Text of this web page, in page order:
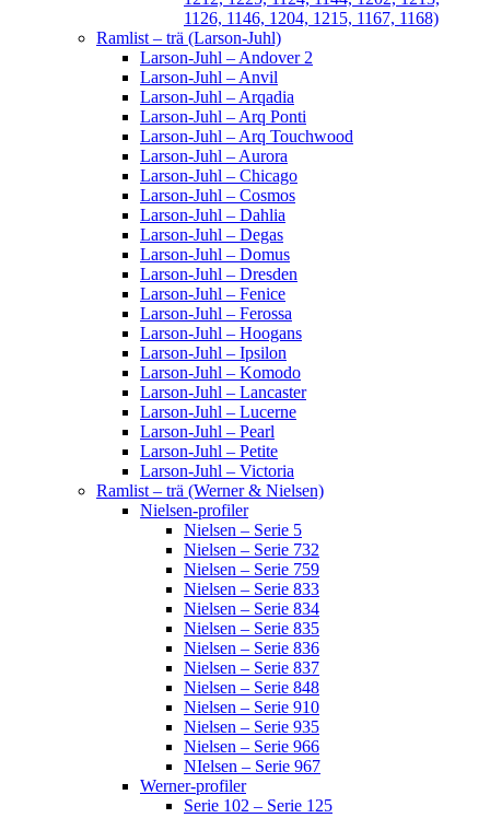
1126, 1146, 1204, 1215, 1167, 1168)
Ramlist – trä (Larson-Juhl)
Larson-Juhl – Andover 2
Larson-Juhl – Anvil
Larson-Juhl – Arqadia
Larson-Juhl – Arq Ponti
Larson-Juhl – Arq Touchwood
Larson-Juhl – Aurora
Larson-Juhl – Chicago
Larson-Juhl – Cosmos
Larson-Juhl – Dahlia
Larson-Juhl – Degas
Larson-Juhl – Domus
Larson-Juhl – Dresden
Larson-Juhl – Fenice
Larson-Juhl – Ferossa
Larson-Juhl – Hoogans
Larson-Juhl – Ipsilon
Larson-Juhl – Komodo
Larson-Juhl – Lancaster
Larson-Juhl – Lucerne
Larson-Juhl – Pearl
Larson-Juhl – Petite
Larson-Juhl – Victoria
Ramlist – trä (Werner & Nielsen)
Nielsen-profiler
Nielsen – Serie 5
Nielsen – Serie 732
Nielsen – Serie 759
Nielsen – Serie 833
Nielsen – Serie 834
Nielsen – Serie 835
Nielsen – Serie 836
Nielsen – Serie 837
Nielsen – Serie 848
Nielsen – Serie 910
Nielsen – Serie 935
Nielsen – Serie 966
NIelsen – Serie 967
Werner-profiler
Serie 102 – Serie 125